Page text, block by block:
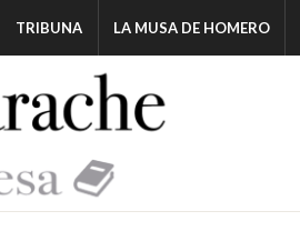
TRIBUNA LA MUSA DE HOMERO